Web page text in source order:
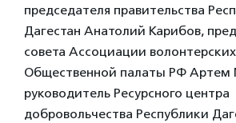
председателя правительства
Дагестан Анатолий Карибов,
совета Ассоциации
Общественной палаты РФ Артем
руководитель Ресурсного центра
добровольчества Республики